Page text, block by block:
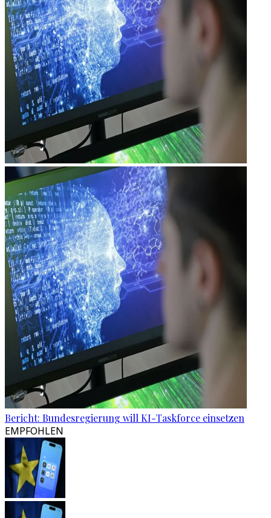
Bericht: Bundesregierung will KI-Taskforce einsetzen
EMPFOHLEN